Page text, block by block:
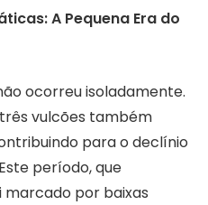
A Pequena Era do
ocorreu isoladamente.
três vulcões também
para o declínio
período, que
marcado por baixas